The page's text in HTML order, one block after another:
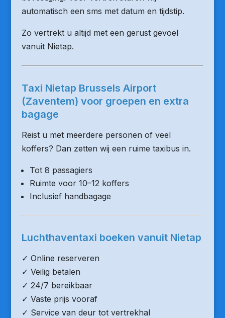
automatisch een sms met datum en tijdstip.
Zo vertrekt u altijd met een gerust gevoel
vanuit Nietap.
Taxi Nietap Brussels Airport
(Zaventem) voor groepen en extra
bagage
Reist u met meerdere personen of veel
koffers? Dan zetten wij een ruime taxibus in.
Tot 8 passagiers
Ruimte voor 10–12 koffers
Inclusief handbagage
Luchthaventaxi boeken vanuit Nietap
✓ Online reserveren
✓ Veilig betalen
✓ 24/7 bereikbaar
✓ Vaste prijs vooraf
✓ Service van deur tot vertrekhal